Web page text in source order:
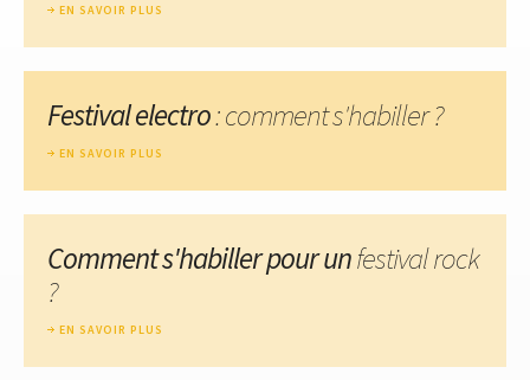
EN SAVOIR PLUS
Festival electro: comment s'habiller ?
EN SAVOIR PLUS
Comment s'habiller pour unfestival rock
?
EN SAVOIR PLUS